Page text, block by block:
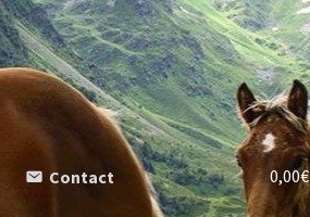
Contact 0,00€